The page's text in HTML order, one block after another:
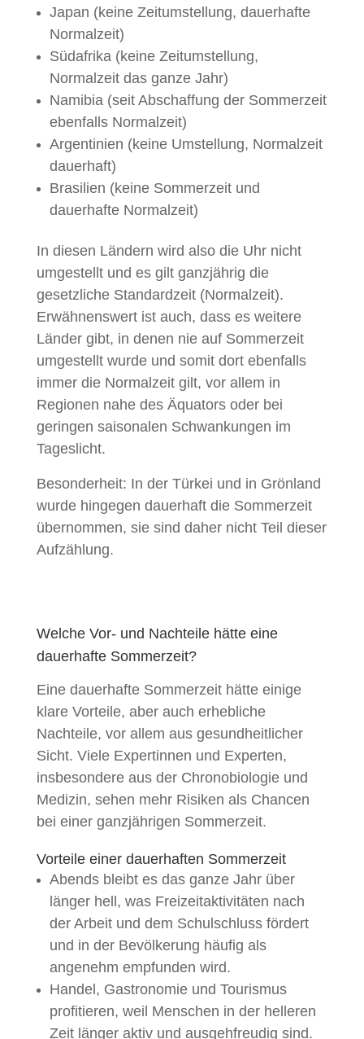
Japan (keine Zeitumstellung, dauerhafte
Normalzeit)
Südafrika (keine Zeitumstellung,
Normalzeit das ganze Jahr)
Namibia (seit Abschaffung der Sommerzeit
ebenfalls Normalzeit)
Argentinien (keine Umstellung, Normalzeit
dauerhaft)
Brasilien (keine Sommerzeit und
dauerhafte Normalzeit)
In diesen Ländern wird also die Uhr nicht
umgestellt und es gilt ganzjährig die
gesetzliche Standardzeit (Normalzeit).
Erwähnenswert ist auch, dass es weitere
Länder gibt, in denen nie auf Sommerzeit
umgestellt wurde und somit dort ebenfalls
immer die Normalzeit gilt, vor allem in
Regionen nahe des Äquators oder bei
geringen saisonalen Schwankungen im
Tageslicht.
Besonderheit: In der Türkei und in Grönland
wurde hingegen dauerhaft die Sommerzeit
übernommen, sie sind daher nicht Teil dieser
Aufzählung.
Welche Vor- und Nachteile hätte eine
dauerhafte Sommerzeit?
Eine dauerhafte Sommerzeit hätte einige
klare Vorteile, aber auch erhebliche
Nachteile, vor allem aus gesundheitlicher
Sicht. Viele Expertinnen und Experten,
insbesondere aus der Chronobiologie und
Medizin, sehen mehr Risiken als Chancen
bei einer ganzjährigen Sommerzeit.
Vorteile einer dauerhaften Sommerzeit
Abends bleibt es das ganze Jahr über
länger hell, was Freizeitaktivitäten nach
der Arbeit und dem Schulschluss fördert
und in der Bevölkerung häufig als
angenehm empfunden wird.
Handel, Gastronomie und Tourismus
profitieren, weil Menschen in der helleren
Zeit länger aktiv und ausgehfreudig sind.